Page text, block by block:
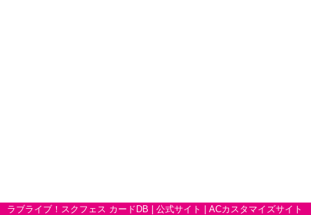
ラブライブ！スクフェス カードDB | 公式サイト | ACカスタマイズサイト